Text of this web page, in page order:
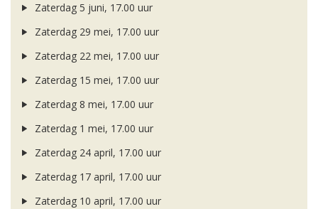
Zaterdag 5 juni, 17.00 uur
Zaterdag 29 mei, 17.00 uur
Zaterdag 22 mei, 17.00 uur
Zaterdag 15 mei, 17.00 uur
Zaterdag 8 mei, 17.00 uur
Zaterdag 1 mei, 17.00 uur
Zaterdag 24 april, 17.00 uur
Zaterdag 17 april, 17.00 uur
Zaterdag 10 april, 17.00 uur